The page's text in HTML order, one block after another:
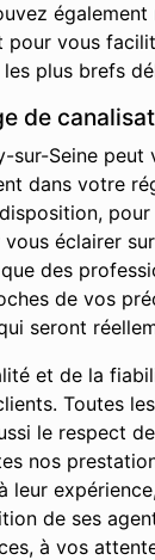
pour vous
plus brefs
de
Seine
dans votre
éclairer
des
de vos
seront
et de la
Toutes
le respect
nos
de ses
à vos